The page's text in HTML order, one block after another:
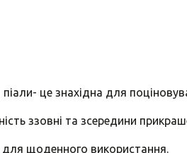
піали- це знахідна для
ззовні та зсередини
для щоденного використання.